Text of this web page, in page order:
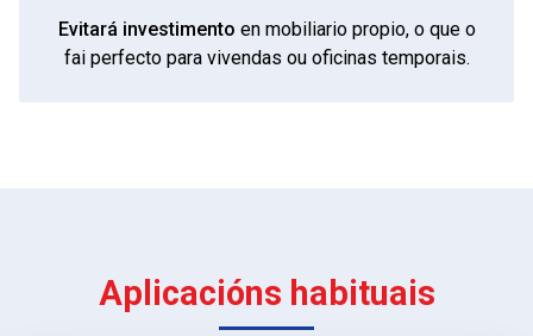
Evitará investimento en mobiliario propio, o que o
fai perfecto para vivendas ou oficinas temporais.
Aplicacións habituais